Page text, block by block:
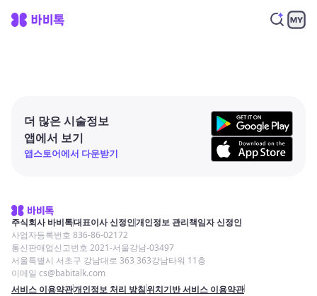
더 많은 시술정보
앱에서 보기
앱스토어에서 다운받기
주식회사 바비톡대표이사 신정인개인정보 관리책임자 신정인
사업자등록번호 836-86-02172
통신판매업신고번호 2021-서울강남-03497
서울특별시 서초구 강남대로 363 363강남타워 11층
이메일 cs@babitalk.com
서비스 이용약관개인정보 처리 방침위치기반 서비스 이용약관